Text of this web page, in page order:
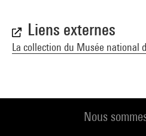
Liens externes
La collection du Musée national
Nous